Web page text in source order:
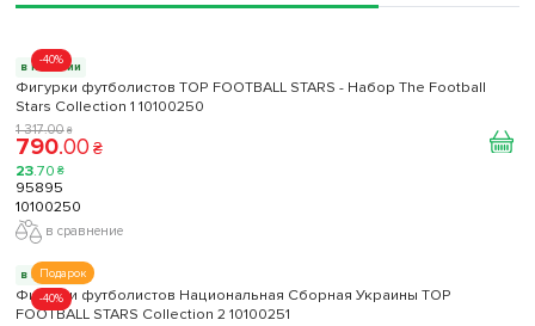
-40%
в наличии
Фигурки футболистов TOP FOOTBALL STARS - Набор The Football
Stars Collection 1 10100250
1 317.00 ₴
790.00 ₴
23.70 ₴
95895
10100250
в сравнение
Подарок
-40%
в наличии
Фигурки футболистов Национальная Сборная Украины TOP
FOOTBALL STARS Collection 2 10100251